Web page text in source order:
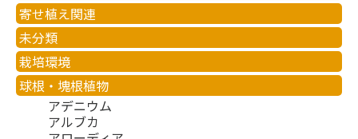
寄せ植え関連
未分類
栽培環境
球根・塊根植物
アデニウム
アルブカ